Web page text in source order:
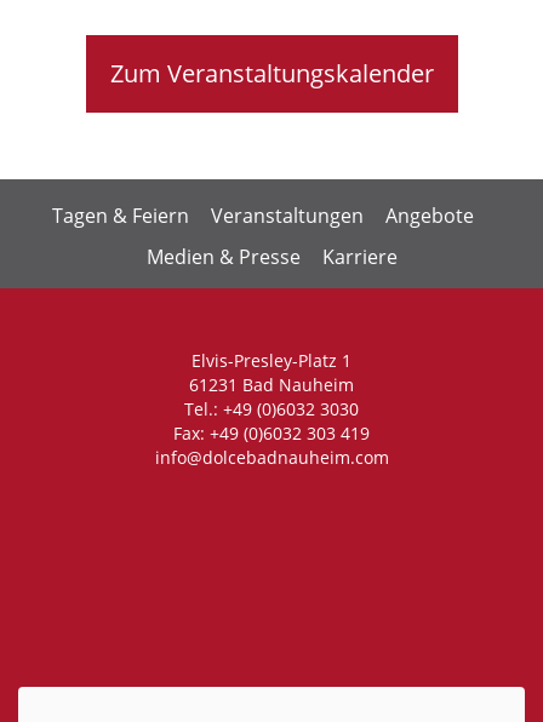
Zum Veranstaltungskalender
Tagen & Feiern Veranstaltungen
Angebote
Medien & Presse
Karriere
Elvis-Presley-Platz 1
61231 Bad Nauheim
Tel.: +49 (0)6032 3030
Fax: +49 (0)6032 303 419
info@dolcebadnauheim.com